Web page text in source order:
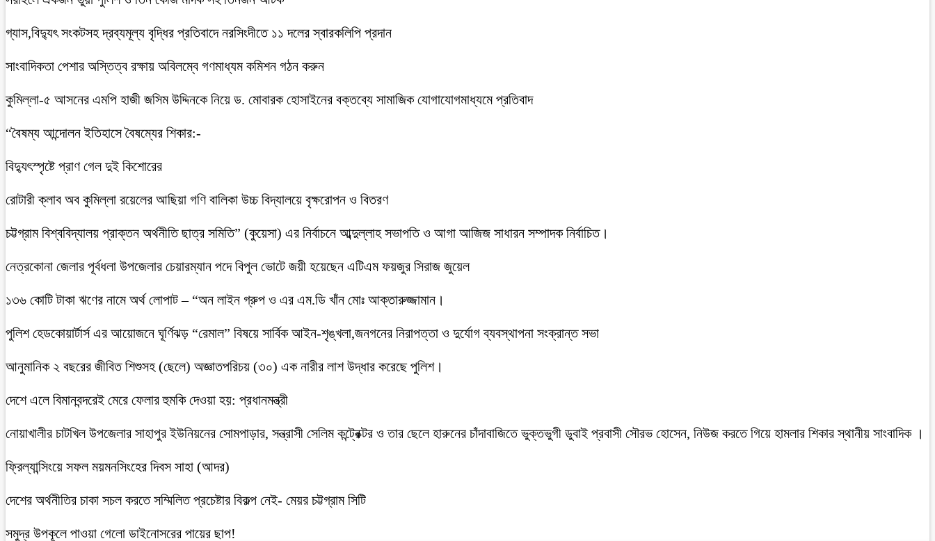
গ্যাস,বিদ্যুৎ সংকটসহ দ্রব্যমূল্য বৃদ্ধির প্রতিবাদে নরসিংদীতে ১১ দলের স্বারকলিপি প্রদান
সাংবাদিকতা পেশার অস্তিত্ব রক্ষায় অবিলম্বে গণমাধ্যম কমিশন গঠন করুন
কুমিল্লা-৫ আসনের এমপি হাজী জসিম উদ্দিনকে নিয়ে ড. মোবারক হোসাইনের বক্তব্যে সামাজিক যোগাযোগমাধ্যমে প্রতিবাদ
“বৈষম্য আন্দোলন ইতিহাসে বৈষম্যের শিকার:-
বিদ্যুৎস্পৃষ্টে প্রাণ গেল দুই কিশোরের
রোটারী ক্লাব অব কুমিল্লা রয়েলের আছিয়া গণি বালিকা উচ্চ বিদ্যালয়ে বৃক্ষরোপন ও বিতরণ
চট্টগ্রাম বিশ্ববিদ্যালয় প্রাক্তন অর্থনীতি ছাত্র সমিতি” (কুয়েসা) এর নির্বাচনে আব্দুল্লাহ সভাপতি ও আগা আজিজ সাধারন সম্পাদক নির্বাচিত।
নেত্রকোনা জেলার পূর্বধলা উপজেলার চেয়ারম্যান পদে বিপুল ভোটে জয়ী হয়েছেন এটিএম ফয়জুর সিরাজ জুয়েল
১৩৬ কোটি টাকা ঋণের নামে অর্থ লোপাট – “অন লাইন গ্রুপ ও এর এম.ডি খাঁন মোঃ আক্তারুজ্জামান।
পুলিশ হেডকোয়ার্টার্স এর আয়োজনে ঘূর্ণিঝড় “রেমাল” বিষয়ে সার্বিক আইন-শৃঙ্খলা,জনগনের নিরাপত্তা ও দুর্যোগ ব্যবস্থাপনা সংক্রান্ত সভা
আনুমানিক ২ বছরের জীবিত শিশুসহ (ছেলে) অজ্ঞাতপরিচয় (৩০) এক নারীর লাশ উদ্ধার করেছে পুলিশ।
দেশে এলে বিমানবন্দরেই মেরে ফেলার হুমকি দেওয়া হয়: প্রধানমন্ত্রী
নোয়াখালীর চাটখিল উপজেলার সাহাপুর ইউনিয়নের সোমপাড়ার, সন্ত্রাসী সেলিম কন্ট্রেক্টর ও তার ছেলে হারুনের চাঁদাবাজিতে ভুক্তভুগী ডুবাই প্রবাসী সৌরভ হোসেন, নিউজ করতে গিয়ে হামলার শিকার স্থানীয় সাংবাদিক ।
ফ্রিল্যান্সিংয়ে সফল ময়মনসিংহের দিবস সাহা (আদর)
দেশের অর্থনীতির চাকা সচল করতে সম্মিলিত প্রচেষ্টার বিকল্প নেই- মেয়র চট্টগ্রাম সিটি
সমুদ্র উপকূলে পাওয়া গেলো ডাইনোসরের পায়ের ছাপ!